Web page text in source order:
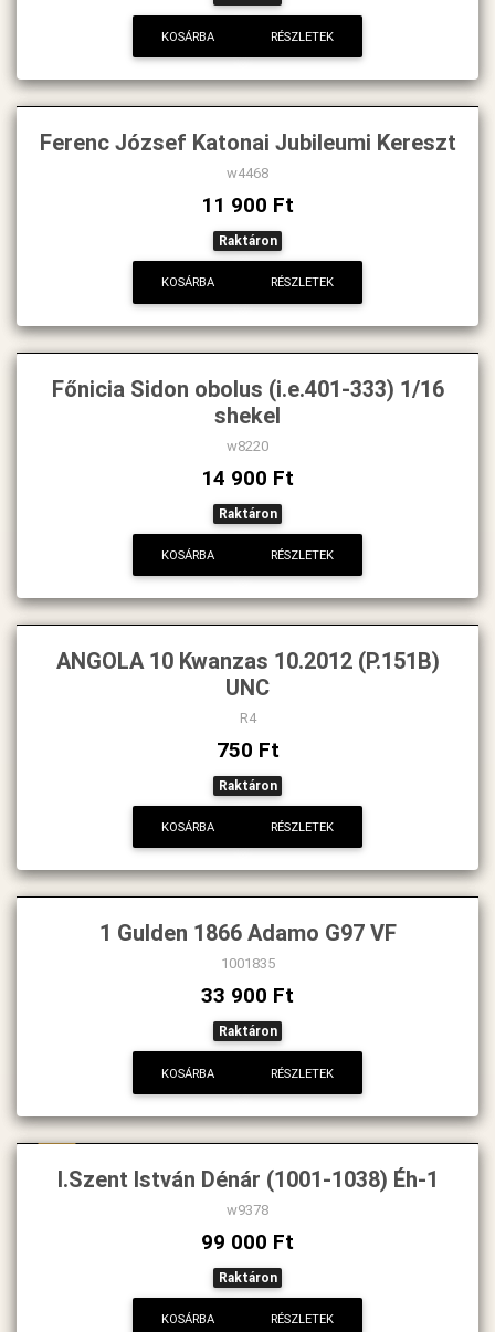
KOSÁRBA RÉSZLETEK
Ferenc József Katonai Jubileumi Kereszt
w4468
11 900 Ft
Raktáron
KOSÁRBA RÉSZLETEK
Főnicia Sidon obolus (i.e.401-333) 1/16
shekel
w8220
14 900 Ft
Raktáron
KOSÁRBA RÉSZLETEK
ANGOLA 10 Kwanzas 10.2012 (P.151B)
UNC
R4
750 Ft
Raktáron
KOSÁRBA RÉSZLETEK
1 Gulden 1866 Adamo G97 VF
1001835
33 900 Ft
Raktáron
KOSÁRBA RÉSZLETEK
I.Szent István Dénár (1001-1038) Éh-1
w9378
99 000 Ft
Raktáron
KOSÁRBA RÉSZLETEK